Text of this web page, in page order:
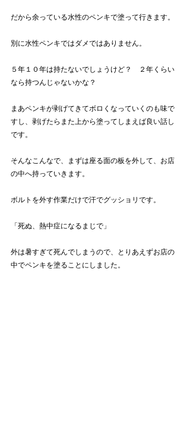
だから余っている水性のペンキで塗って行きます。
別に水性ペンキではダメではありません。
５年１０年は持たないでしょうけど？　２年くらい
なら持つんじゃないかな？
まあペンキが剥げてきてボロくなっていくのも味で
すし、剥げたらまた上から塗ってしまえば良い話し
です。
そんなこんなで、まずは座る面の板を外して、お店
の中へ持っていきます。
ボルトを外す作業だけで汗でグッショリです。
「死ぬ、熱中症になるまじで」
外は暑すぎて死んでしまうので、とりあえずお店の
中でペンキを塗ることにしました。